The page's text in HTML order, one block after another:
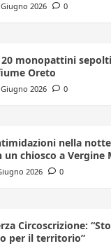
Giugno 2026 0
monopattini
Oreto
Giugno 2026 0
nella
un chiosco a Vergine
2026 0
Circoscrizione:
per il territorio”